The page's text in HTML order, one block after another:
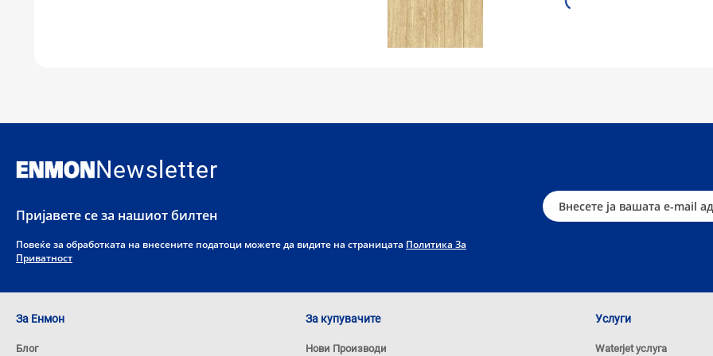
Newsletter
Пријавете се за нашиот билтен
Повеќе за обработката на внесените податоци можете да видите на страницата Политика За
Приватност
За Енмон
Блог
За купувачите
Нови Производи
Услуги
Waterjet услуга